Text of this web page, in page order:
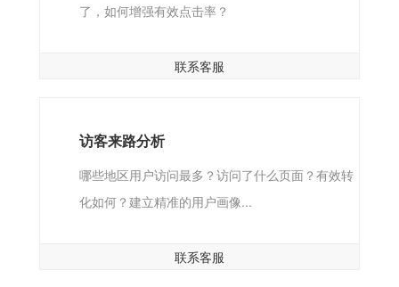
了，如何增强有效点击率？
联系客服
访客来路分析
哪些地区用户访问最多？访问了什么页面？有效转
化如何？建立精准的用户画像...
联系客服